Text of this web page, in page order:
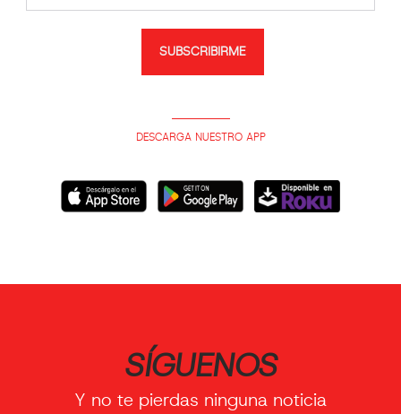
SUBSCRIBIRME
DESCARGA NUESTRO APP
SÍGUENOS
Y no te pierdas ninguna noticia